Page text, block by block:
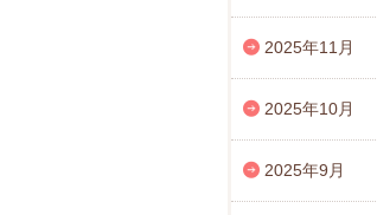
2025年11月
2025年10月
2025年9月